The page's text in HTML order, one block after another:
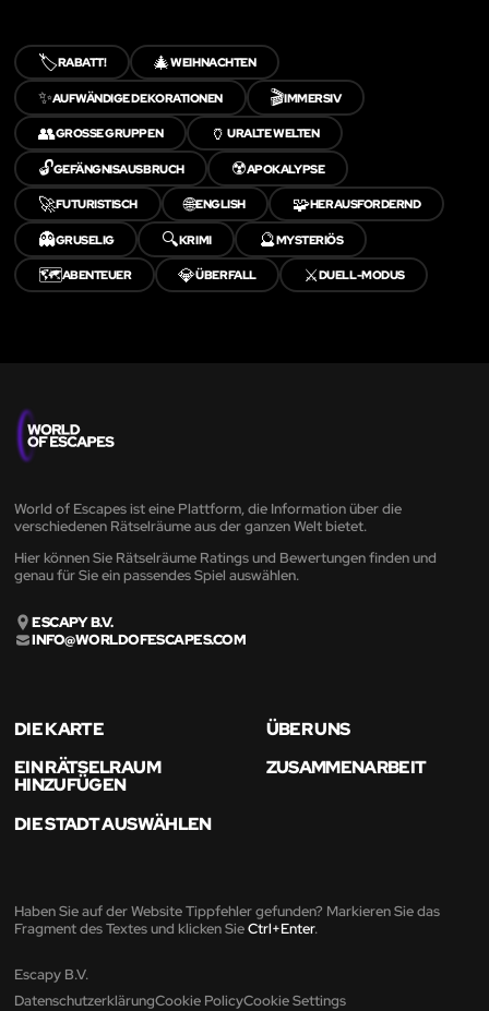
🏷️RABATT! 🎄WEIHNACHTEN
✨AUFWÄNDIGE DEKORATIONEN 🎬IMMERSIV
👥GROSSE GRUPPEN 🏺URALTE WELTEN
🔓GEFÄNGNISAUSBRUCH ☢️APOKALYPSE
🚀FUTURISTISCH 🌐ENGLISH 🧩HERAUSFORDERND
👻GRUSELIG 🔍KRIMI 🔮MYSTERIÖS
🗺️ABENTEUER 💎ÜBERFALL ⚔️DUELL-MODUS
World of Escapes ist eine Plattform, die Information über die
verschiedenen Rätselräume aus der ganzen Welt bietet.
Hier können Sie Rätselräume Ratings und Bewertungen finden und
genau für Sie ein passendes Spiel auswählen.
ESCAPY B.V.
INFO@WORLDOFESCAPES.COM
DIE KARTE
ÜBER UNS
EIN RÄTSELRAUM
HINZUFÜGEN
ZUSAMMENARBEIT
DIE STADT AUSWÄHLEN
Haben Sie auf der Website Tippfehler gefunden? Markieren Sie das
Fragment des Textes und klicken SieCtrl+Enter.
Escapy B.V.
DatenschutzerklärungCookie PolicyCookie Settings